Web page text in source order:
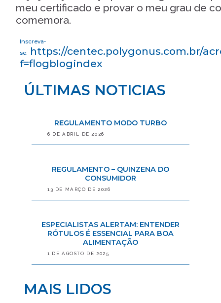
meu certificado e provar o meu grau de
comemora.
Inscreva-
se: https://centec.polygonus.com.br/
f=flogblogindex
ÚLTIMAS NOTICIAS
REGULAMENTO MODO TURBO
6 DE ABRIL DE 2026
REGULAMENTO – QUINZENA DO
CONSUMIDOR
13 DE MARÇO DE 2026
ESPECIALISTAS ALERTAM: ENTENDER
RÓTULOS É ESSENCIAL PARA BOA
ALIMENTAÇÃO
1 DE AGOSTO DE 2025
MAIS LIDOS